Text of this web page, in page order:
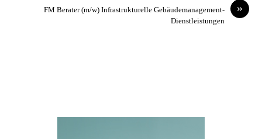
»
FM Berater (m/w) Infrastrukturelle Gebäudemanagement-
Dienstleistungen